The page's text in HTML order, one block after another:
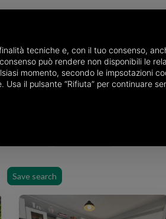
for sale in Cornedo Vicentino
Save search
tecniche e, con il tuo consenso,
può rendere non disponibili le
momento, secondo le impsotazioni
il pulsante “Rifiuta” per continuare